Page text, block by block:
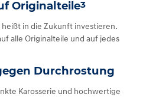
Originalteile3
in die Zukunft investieren.
alle Originalteile und auf jedes
Durchrostung
Karosserie und hochwertige